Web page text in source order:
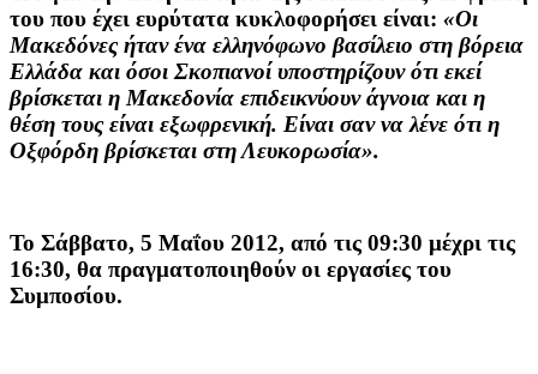
του που έχει ευρύτατα κυκλοφορήσει είναι: «Οι
Μακεδόνες ήταν ένα ελληνόφωνο βασίλειο στη βόρεια
Ελλάδα και όσοι Σκοπιανοί υποστηρίζουν ότι εκεί
βρίσκεται η Μακεδονία επιδεικνύουν άγνοια και η
θέση τους είναι εξωφρενική. Είναι σαν να λένε ότι η
Οξφόρδη βρίσκεται στη Λευκορωσία».
Το Σάββατο, 5 Μαΐου 2012, από τις 09:30 μέχρι τις
16:30, θα πραγματοποιηθούν οι εργασίες του
Συμποσίου.